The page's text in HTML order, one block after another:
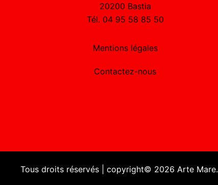
20200 Bastia
Tél. 04 95 58 85 50
Mentions légales
Contactez-nous
Tous droits réservés | copyright© 2026 Arte Mare.